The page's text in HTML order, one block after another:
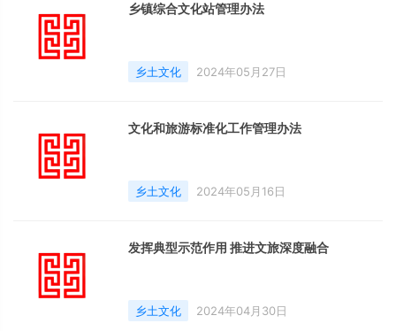
乡镇综合文化站管理办法
乡土文化 2024年05月27日
文化和旅游标准化工作管理办法
乡土文化 2024年05月16日
发挥典型示范作用 推进文旅深度融合
乡土文化 2024年04月30日